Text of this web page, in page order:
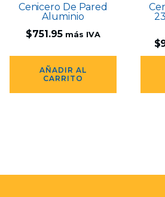
Cenicero De Pared
Aluminio
$751.95 más IVA
AÑADIR AL
CARRITO
$